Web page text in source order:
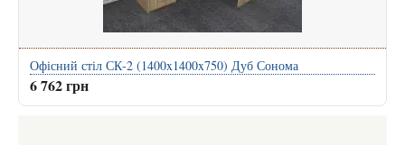
Офісний стіл СК-2 (1400x1400x750) Дуб Сонома
6 762 грн